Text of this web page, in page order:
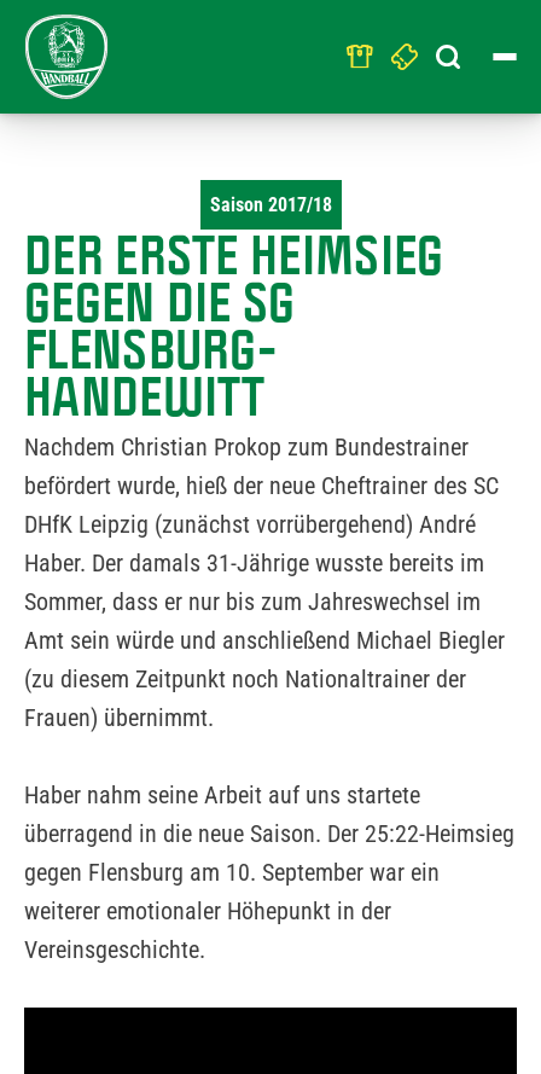
Search
for:
Saison 2017/18
DER ERSTE HEIMSIEG
GEGEN DIE SG
FLENSBURG-
HANDEWITT
Nachdem Christian Prokop zum Bundestrainer
befördert wurde, hieß der neue Cheftrainer des SC
DHfK Leipzig (zunächst vorrübergehend) André
Haber. Der damals 31-Jährige wusste bereits im
Sommer, dass er nur bis zum Jahreswechsel im
Amt sein würde und anschließend Michael Biegler
(zu diesem Zeitpunkt noch Nationaltrainer der
Frauen) übernimmt.
Haber nahm seine Arbeit auf uns startete
überragend in die neue Saison. Der 25:22-Heimsieg
gegen Flensburg am 10. September war ein
weiterer emotionaler Höhepunkt in der
Vereinsgeschichte.